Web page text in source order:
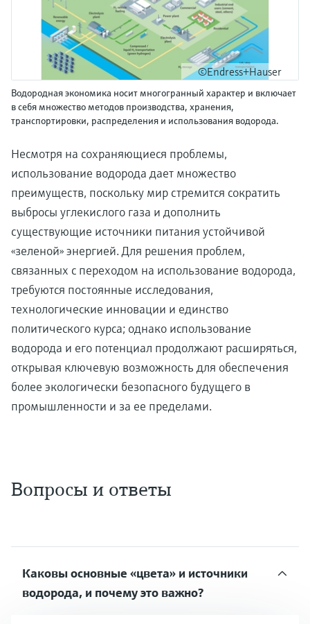
©Endress+Hauser
Водородная экономика носит многогранный характер и включает
в себя множество методов производства, хранения,
транспортировки, распределения и использования водорода.
Несмотря на сохраняющиеся проблемы,
использование водорода дает множество
преимуществ, поскольку мир стремится сократить
выбросы углекислого газа и дополнить
существующие источники питания устойчивой
«зеленой» энергией. Для решения проблем,
связанных с переходом на использование водорода,
требуются постоянные исследования,
технологические инновации и единство
политического курса; однако использование
водорода и его потенциал продолжают расширяться,
открывая ключевую возможность для обеспечения
более экологически безопасного будущего в
промышленности и за ее пределами.
Вопросы и ответы
Каковы основные «цвета» и источники
водорода, и почему это важно?